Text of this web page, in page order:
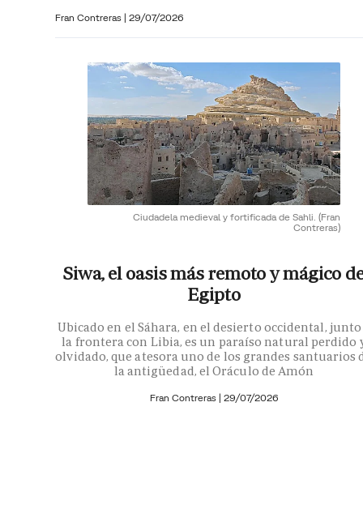
Fran Contreras | 29/07/2026
Ciudadela medieval y fortificada de Sahli. (Fran
Contreras)
Siwa, el oasis más remoto y mágico
Egipto
Ubicado en el Sáhara, en el desierto occidental, junto
la frontera con Libia, es un paraíso natural perdido
olvidado, que atesora uno de los grandes santuarios
la antigüedad, el Oráculo de Amón
Fran Contreras | 29/07/2026